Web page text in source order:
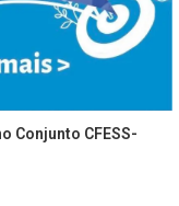
Conjunto CFESS-